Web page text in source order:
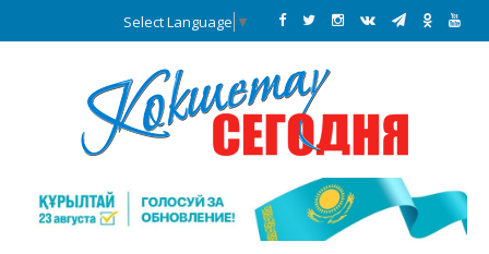
Select Language ▼